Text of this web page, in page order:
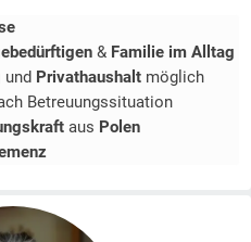
& Familie im Alltag
und Privathaushalt möglich
Betreuungssituation
aus Polen